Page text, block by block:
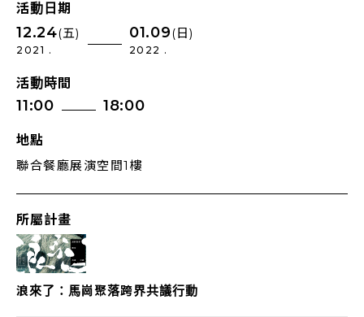
活動日期
12.24(五)
2021 .
01.09(日)
2022 .
活動時間
11:00 18:00
地點
聯合餐廳展演空間1樓
所屬計畫
浪來了：馬崗聚落跨界共議行動